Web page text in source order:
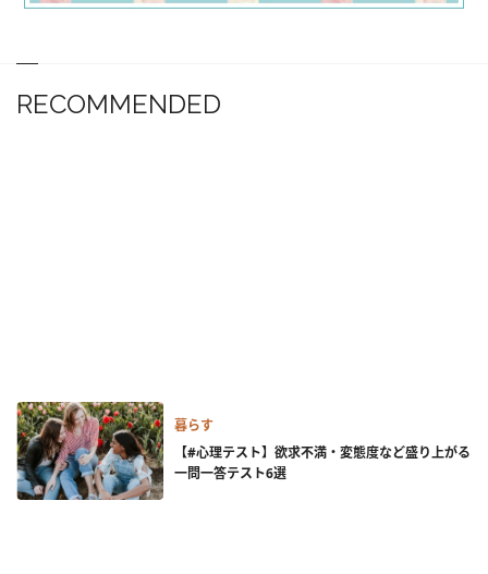
RECOMMENDED
暮らす
【#心理テスト】欲求不満・変態度など盛り上がる
一問一答テスト6選